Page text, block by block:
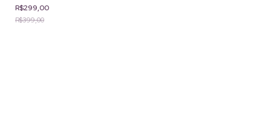
R$299,00
R$399,00